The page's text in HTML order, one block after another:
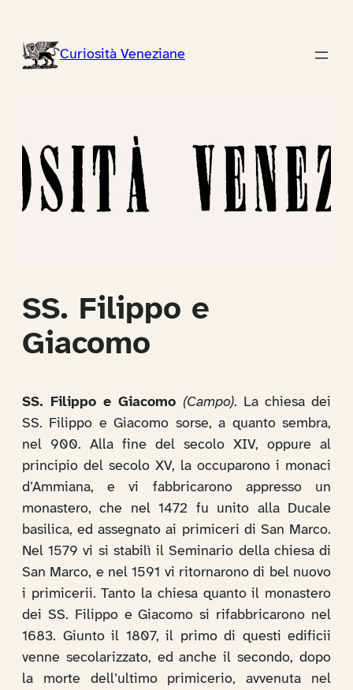
contenutoCuriosità Veneziane
SS. Filippo e
Giacomo
SS. Filippo e Giacomo (Campo). La chiesa dei
SS. Filippo e Giacomo sorse, a quanto sembra,
nel 900. Alla fine del secolo XIV, oppure al
principio del secolo XV, la occuparono i monaci
d’Ammiana, e vi fabbricarono appresso un
monastero, che nel 1472 fu unito alla Ducale
basilica, ed assegnato ai primiceri di San Marco.
Nel 1579 vi si stabilì il Seminario della chiesa di
San Marco, e nel 1591 vi ritornarono di bel nuovo
i primicerii. Tanto la chiesa quanto il monastero
dei SS. Filippo e Giacomo si rifabbricarono nel
1683. Giunto il 1807, il primo di questi edificii
venne secolarizzato, ed anche il secondo, dopo
la morte dell’ultimo primicerio, avvenuta nel